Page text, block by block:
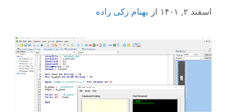
اسفند ۲, ۱۴۰۱ از بهنام زکی زاده